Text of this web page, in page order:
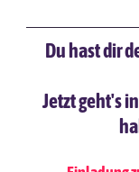
Du hast dir
Jetzt geht's